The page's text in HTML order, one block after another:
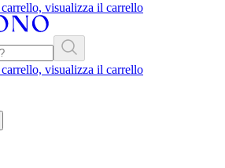
visualizza il carrello
visualizza il carrello